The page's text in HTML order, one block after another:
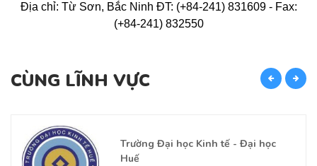
Địa chỉ: Từ Sơn, Bắc Ninh ĐT: (+84-241) 831609 - Fax:
(+84-241) 832550
CÙNG LĨNH VỰC
Trường Đại học Kinh tế - Đại học
Huế